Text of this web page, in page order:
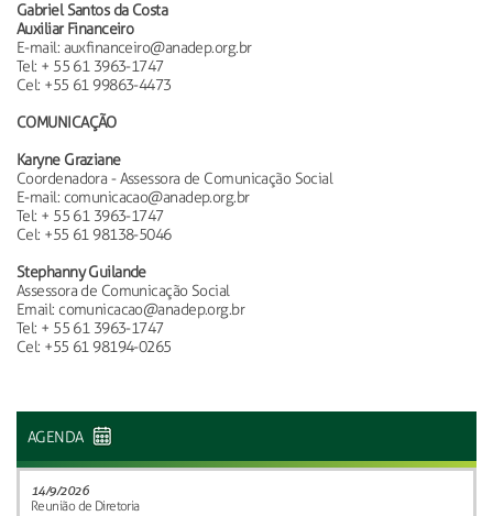
Gabriel Santos da Costa
Auxiliar Financeiro
E-mail: auxfinanceiro@anadep.org.br
Tel: + 55 61 3963-1747
Cel: +55 61 99863-4473
COMUNICAÇÃO
Karyne Graziane
Coordenadora - Assessora de Comunicação Social
E-mail: comunicacao@anadep.org.br
Tel: + 55 61 3963-1747
Cel: +55 61 98138-5046
Stephanny Guilande
Assessora de Comunicação Social
Email: comunicacao@anadep.org.br
Tel: + 55 61 3963-1747
Cel: +55 61 98194-0265
AGENDA
14/9/2026
Reunião de Diretoria